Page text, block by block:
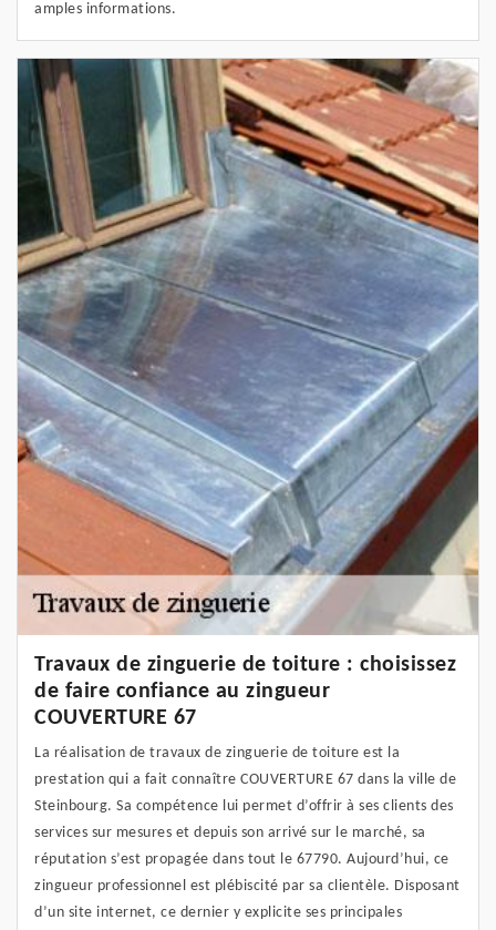
amples informations.
Travaux de zinguerie de toiture : choisissez
de faire confiance au zingueur
COUVERTURE 67
La réalisation de travaux de zinguerie de toiture est la
prestation qui a fait connaître COUVERTURE 67 dans la ville de
Steinbourg. Sa compétence lui permet d’offrir à ses clients des
services sur mesures et depuis son arrivé sur le marché, sa
réputation s’est propagée dans tout le 67790. Aujourd’hui, ce
zingueur professionnel est plébiscité par sa clientèle. Disposant
d’un site internet, ce dernier y explicite ses principales